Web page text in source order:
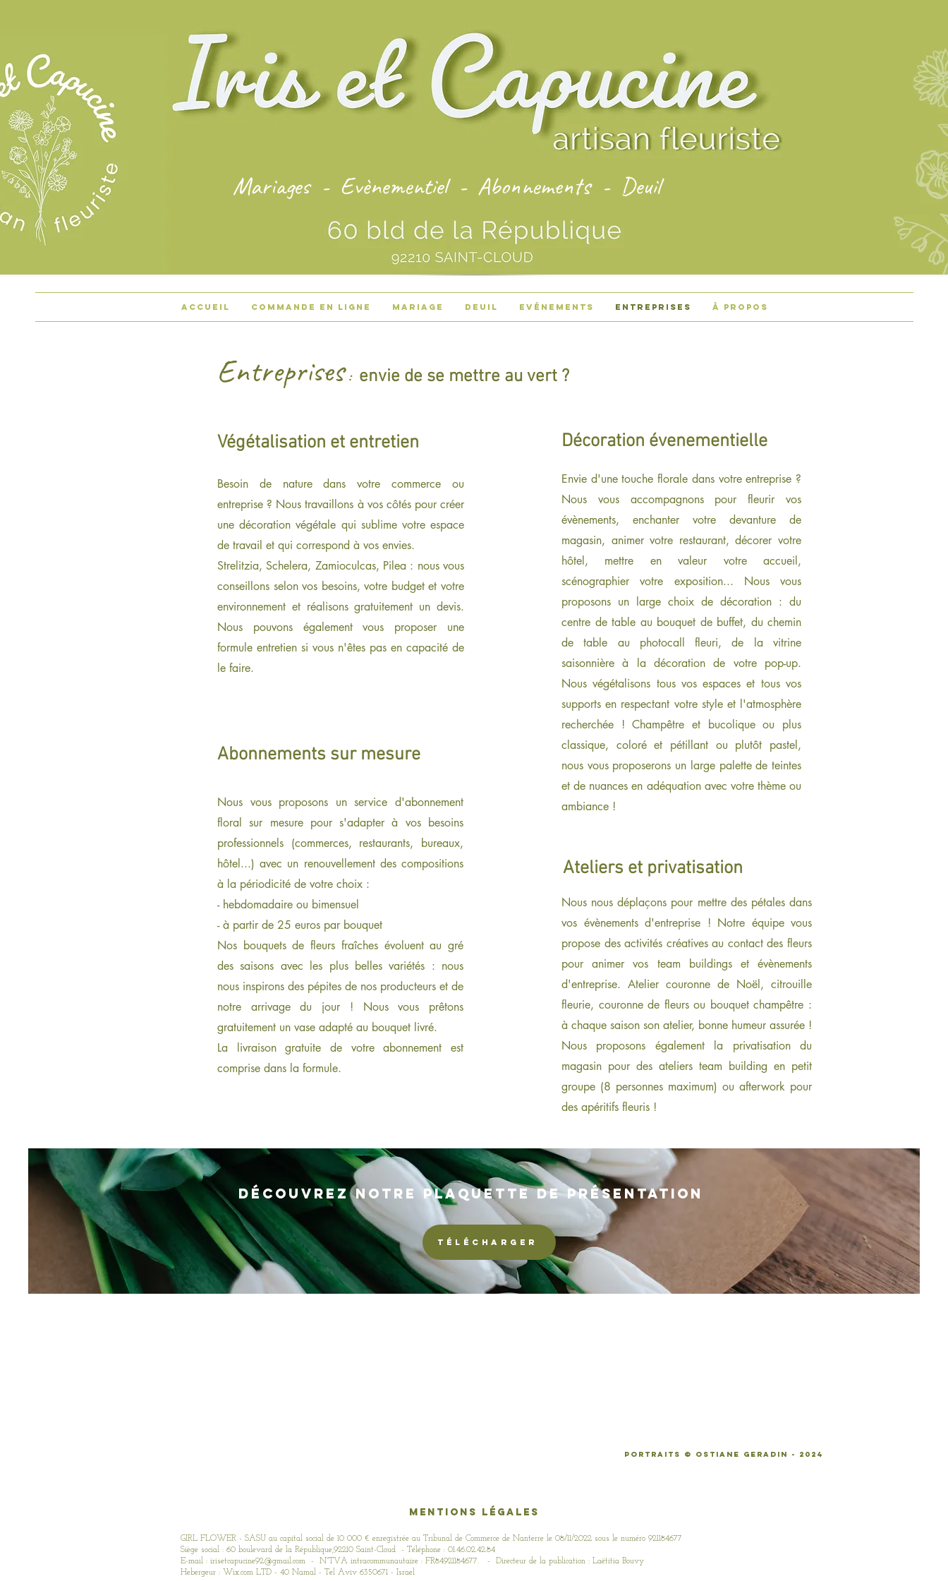
Mariages - Evènementiel - Abonnements - Deuil
Entreprises : envie de se mettre au vert ?
Végétalisation et entretien
Besoin de nature dans votre commerce ou
entreprise ? Nous travaillons à vos côtés pour créer
une décoration végétale qui sublime votre espace
de travail et qui correspond à vos envies.
Strelitzia, Schelera, Zamioculcas, Pilea : nous vous
conseillons selon vos besoins, votre budget et votre
environnement et réalisons gratuitement un devis.
Nous pouvons également vous proposer une
formule entretien si vous n'êtes pas en capacité de
le faire.
Abonnements sur mesure
Nous vous proposons un service d'abonnement
floral sur mesure pour s'adapter à vos besoins
professionnels (commerces, restaurants, bureaux,
hôtel...) avec un renouvellement des compositions
à la périodicité de votre choix :
- hebdomadaire ou bimensuel
- à partir de 25 euros par bouquet
Nos bouquets de fleurs fraîches évoluent au gré
des saisons avec les plus belles variétés : nous
nous inspirons des pépites de nos producteurs et de
notre arrivage du jour ! Nous vous prêtons
gratuitement un vase adapté au bouquet livré.
La livraison gratuite de votre abonnement est
comprise dans la formule.
Décoration évenementielle
Envie d'une touche florale dans votre entreprise ?
Nous vous accompagnons pour fleurir vos
évènements, enchanter votre devanture de
magasin, animer votre restaurant, décorer votre
hôtel, mettre en valeur votre accueil,
scénographier votre exposition... Nous vous
proposons un large choix de décoration : du
centre de table au bouquet de buffet, du chemin
de table au photocall fleuri, de la vitrine
saisonnière à la décoration de votre pop-up.
Nous végétalisons tous vos espaces et tous vos
supports en respectant votre style et l'atmosphère
recherchée ! Champêtre et bucolique ou plus
classique, coloré et pétillant ou plutôt pastel,
nous vous proposerons un large palette de teintes
et de nuances en adéquation avec votre thème ou
ambiance !
Ateliers et privatisation
Nous nous déplaçons pour mettre des pétales dans
vos évènements d'entreprise ! Notre équipe vous
propose des activités créatives au contact des fleurs
pour animer vos team buildings et évènements
d'entreprise. Atelier couronne de Noël, citrouille
fleurie, couronne de fleurs ou bouquet champêtre :
à chaque saison son atelier, bonne humeur assurée !
Nous proposons également la privatisation du
magasin pour des ateliers team building en petit
groupe (8 personnes maximum) ou afterwork pour
des apéritifs fleuris !
Découvrez notre plaquette de présentation
télécharger
Accueil Commande en ligne Mariage Deuil Evénements Entreprises À propos
PORTRAITS © OSTIANE geradin - 2024
Mentions légales
GIRL FLOWER - SASU au capital social de 10 000 € enregistrée au Tribunal de Commerce de Nanterre le 08/11/2022 sous le numéro 921184677
Siège social : 60 boulevard de la République,92210 Saint-Cloud - Téléphone : 01.46.02.42.84
E-mail : irisetcapucine92@gmail.com - N°TVA intracommunautaire : FR84921184677. - Directeur de la publication : Laëtitia Bouvy
Hebergeur : Wix.com LTD - 40 Namal - Tel Aviv 6350671 - Israel